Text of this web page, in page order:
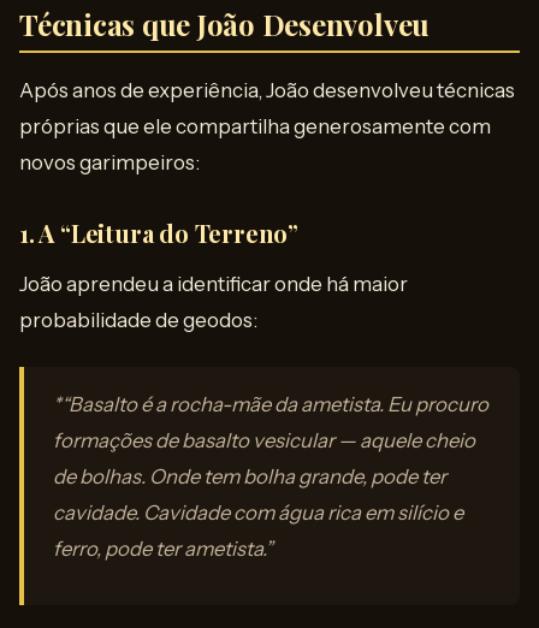
Técnicas que João Desenvolveu
Após anos de experiência, João desenvolveu técnicas
próprias que ele compartilha generosamente com
novos garimpeiros:
1. A “Leitura do Terreno”
João aprendeu a identificar onde há maior
probabilidade de geodos:
*“Basalto é a rocha-mãe da ametista. Eu procuro
formações de basalto vesicular — aquele cheio
de bolhas. Onde tem bolha grande, pode ter
cavidade. Cavidade com água rica em silício e
ferro, pode ter ametista.”